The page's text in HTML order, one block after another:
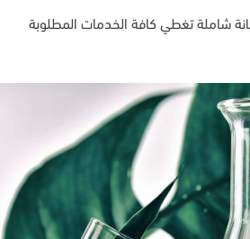
شاملة تغطي كافة الخدمات المطلوبة